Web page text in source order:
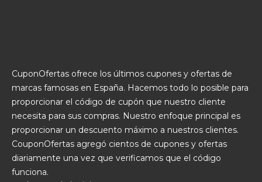
CuponOfertas ofrece los últimos cupones y ofertas de
marcas famosas en España. Hacemos todo lo posible para
proporcionar el código de cupón que nuestro cliente
necesita para sus compras. Nuestro enfoque principal es
proporcionar un descuento máximo a nuestros clientes.
CouponOfertas agregó cientos de cupones y ofertas
diariamente una vez que verificamos que el código
funciona.